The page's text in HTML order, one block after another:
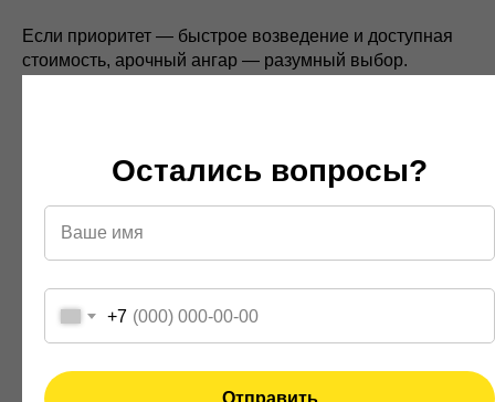
Если приоритет — быстрое возведение и доступная
стоимость, арочный ангар — разумный выбор.
Быстрое строительство без металлокаркаса:
оболочка формируется из гнутой оцинкованной стали
непосредственно на площадке.
минимальные сроки монтажа,
низкая стоимость квадратного метра.
Остались вопросы?
+7
Отправить